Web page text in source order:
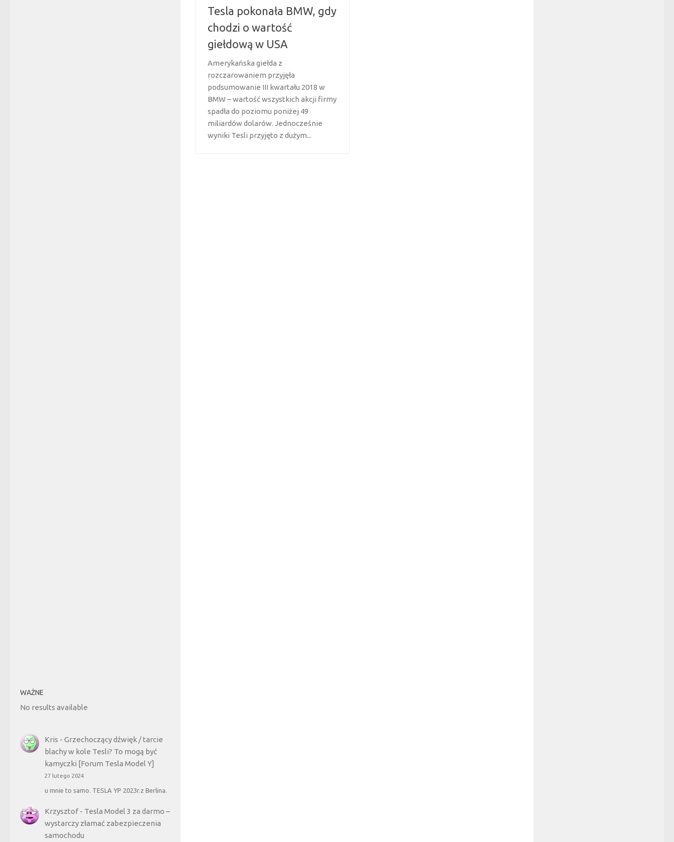
Tesla pokonała BMW, gdy
chodzi o wartość
giełdową w USA
Amerykańska giełda z
rozczarowaniem przyjęła
podsumowanie III kwartału 2018 w
BMW – wartość wszystkich akcji firmy
spadła do poziomu poniżej 49
miliardów dolarów. Jednocześnie
wyniki Tesli przyjęto z dużym...
WAŻNE
No results available
Kris - Grzechoczący dźwięk / tarcie
blachy w kole Tesli? To mogą być
kamyczki [Forum Tesla Model Y]
27 lutego 2024
u mnie to samo. TESLA YP 2023r.z Berlina.
Krzysztof- Tesla Model 3 za darmo –
wystarczy złamać zabezpieczenia
samochodu